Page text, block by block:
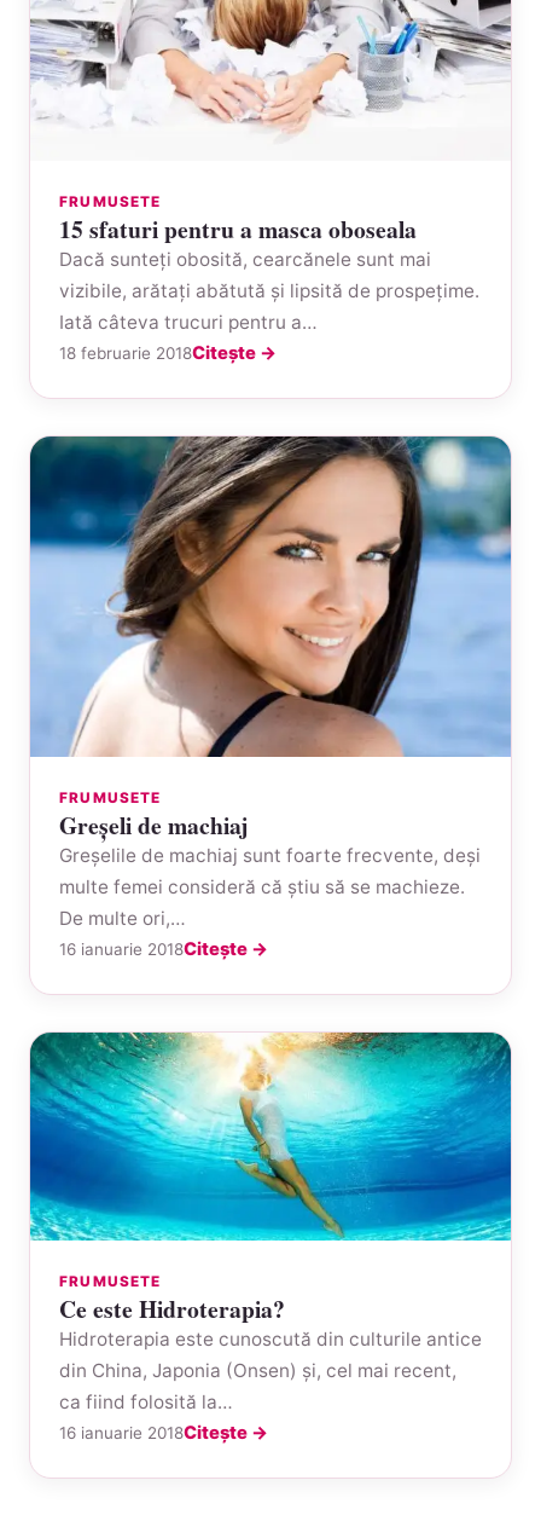
FRUMUSETE
15 sfaturi pentru a masca oboseala
Dacă sunteţi obosită, cearcănele sunt mai
vizibile, arătaţi abătută şi lipsită de prospeţime.
Iată câteva trucuri pentru a…
18 februarie 2018Citește →
FRUMUSETE
Greşeli de machiaj
Greșelile de machiaj sunt foarte frecvente, deși
multe femei consideră că știu să se machieze.
De multe ori,…
16 ianuarie 2018Citește →
FRUMUSETE
Ce este Hidroterapia?
Hidroterapia este cunoscută din culturile antice
din China, Japonia (Onsen) şi, cel mai recent,
ca fiind folosită la…
16 ianuarie 2018Citește →